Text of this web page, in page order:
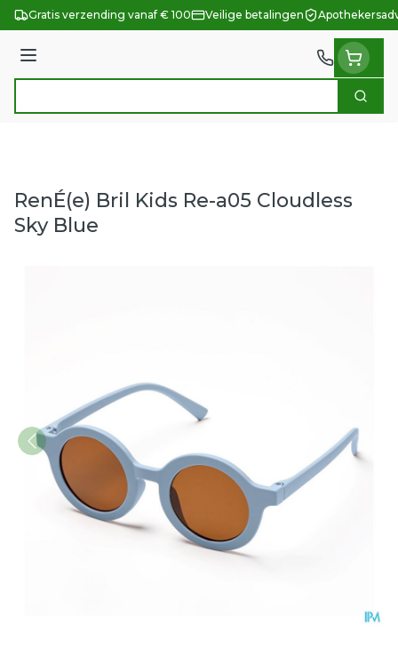
Ga naar de inhoud
Gratis verzending vanaf € 100 Veilige betalingen
Menu
Zoek
RenÉ(e) Bril Kids Re-a05 Cloudless
Sky Blue